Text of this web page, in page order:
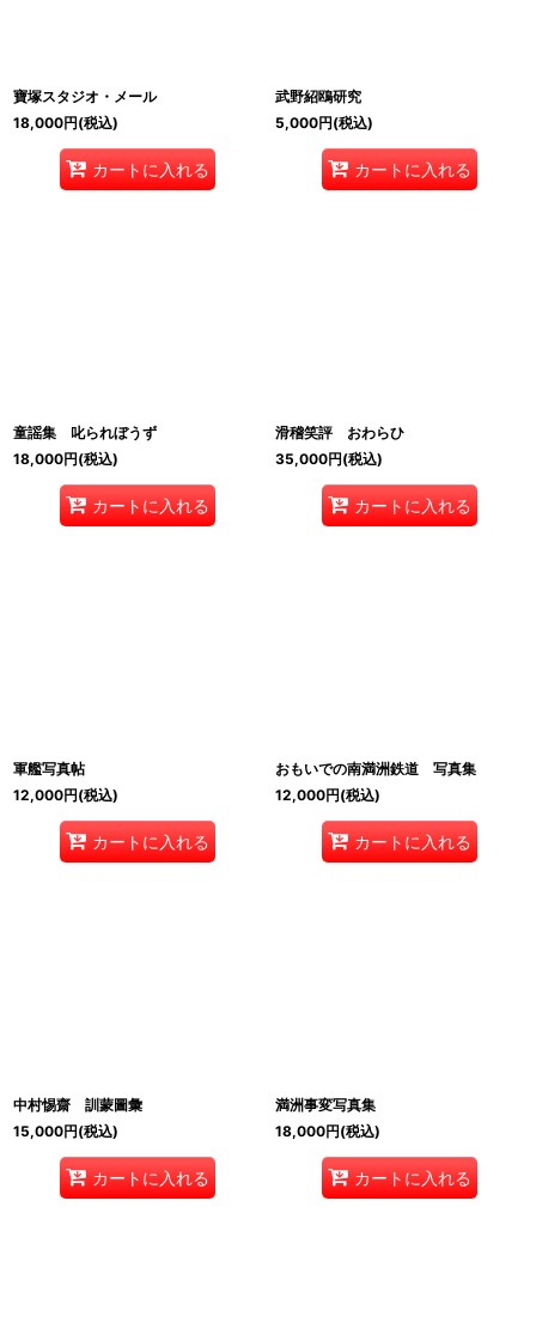
寶塚スタジオ・メール
18,000円(税込)
カートに入れる
武野紹鴎研究
5,000円(税込)
カートに入れる
童謡集 叱られぼうず
18,000円(税込)
カートに入れる
滑稽笑評 おわらひ
35,000円(税込)
カートに入れる
軍艦写真帖
12,000円(税込)
カートに入れる
おもいでの南満洲鉄道 写真集
12,000円(税込)
カートに入れる
中村惕齋 訓蒙圖彙
15,000円(税込)
カートに入れる
満洲事変写真集
18,000円(税込)
カートに入れる